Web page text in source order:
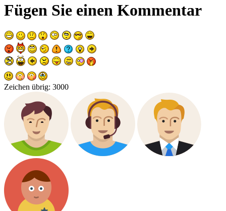
Fügen Sie einen Kommentar
Zeichen übrig: 3000